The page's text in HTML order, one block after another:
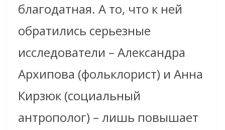
благодатная. А то, что к ней
обратились серьезные
исследователи – Александра
Архипова (фольклорист) и Анна
Кирзюк (социальный
антрополог) – лишь повышает